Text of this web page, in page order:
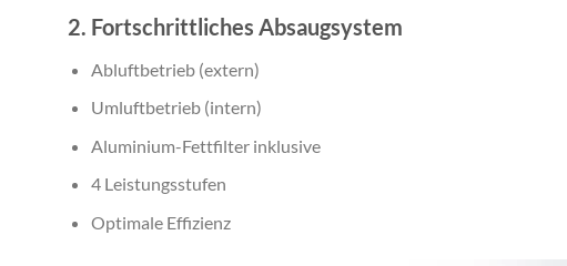
2. Fortschrittliches Absaugsystem
Abluftbetrieb (extern)
Umluftbetrieb (intern)
Aluminium-Fettfilter inklusive
4 Leistungsstufen
Optimale Effizienz